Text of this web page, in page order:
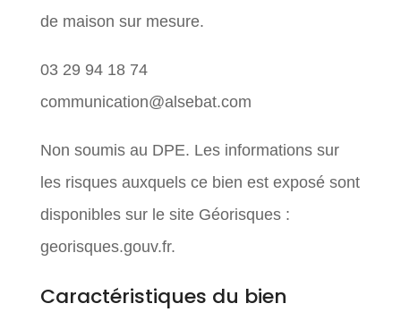
de maison sur mesure.
03 29 94 18 74
communication@alsebat.com
Non soumis au DPE. Les informations sur
les risques auxquels ce bien est exposé sont
disponibles sur le site Géorisques :
georisques.gouv.fr.
Caractéristiques du bien